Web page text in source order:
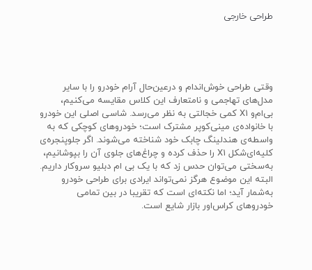
طراحی خارجی
وقتی طراحی خوش‌اندام و درعین‌حال آرام خودرو را با سایر
مدل‌های تهاجمی و نامتعارف این کلاس مقایسه می‌کنیم،
بی‌ام‌و X1 کمی خجالتی به نظر می‌رسد. شاسی اصلی این خودرو
با خانواده‌ی مینی‌کوپر مشترک است؛ خودروهای کوچکی که به
واسطه‌ی هندلینگ چابک خود شناخته می‌شوند. اگر جلوپنجره‌ی
کلیه‌ای‌شکل X1 را حذف کرده و چراغ‌های جلوی آن را بپوشانیم،
به‌سختی می‌توان حدس زد که با یک بی ام دبلیو سروکار داریم.
البته این موضوع هرگز نمی‌تواند ایرادی برای طراحی خودرو
به‌شمار آید؛ اما نکته‌ای است که تقریبا در بین تمامی
خودروهای کراس‌اور بازار شایع است.